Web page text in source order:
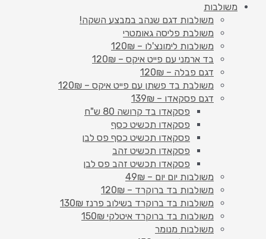
משולבות
משולבות דגם שנהב במבצע השקה!
משולבת פליסה גאומטרי
משולבות לימונצ'לו – 120₪
בד ארמני עם פייט איקס – 120₪
דגם פבלה – 120₪
משולבת בד פשתן עם פייט איקס – 120₪
דגם פסקאדו – 139₪
פסקאדו בד קרושה 80 ש"ח
פסקאדו תכשיט כסף
פסקאדו תכשיט כסף פס לבן
פסקאדו תכשיט זהב
פסקאדו תכשיט זהב פס לבן
משולבות יום יום – 49₪
משולבות בד ברוקרד – 120₪
משולבות בד ברוקרד בשילוב פרנז 130₪
משולבות בד ברוקרד איטלקי 150₪
משולבות מנומר